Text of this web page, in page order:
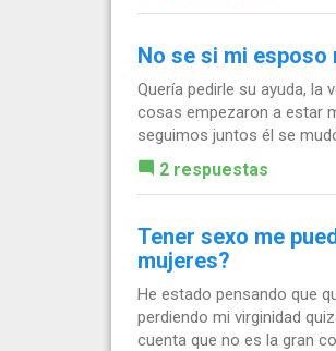
No se si mi esposo
Quería pedirle su ayuda, la
cosas empezaron a estar
seguimos juntos él se
2 respuestas
Tener sexo me
mujeres?
He estado pensando que
perdiendo mi virginidad
cuenta que no es la gran